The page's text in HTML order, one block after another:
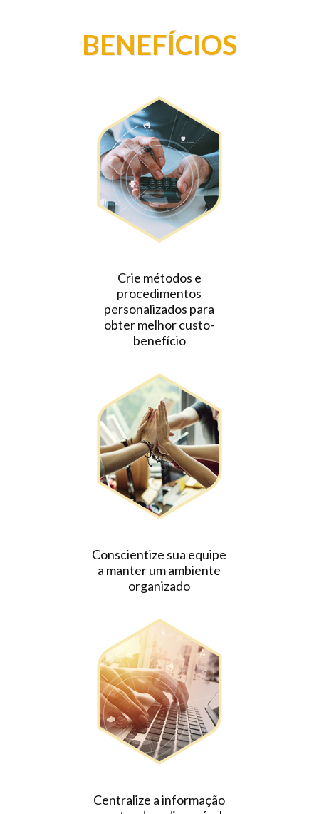
BENEFÍCIOS
Crie métodos e
procedimentos
personalizados para
obter melhor custo-
benefício
Conscientize sua equipe
a manter um ambiente
organizado
Centralize a informação